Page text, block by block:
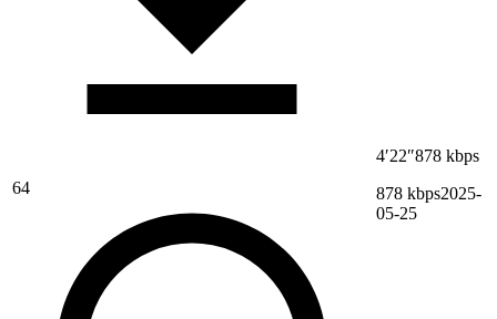
64
4′22″878 kbps
878 kbps2025-
05-25